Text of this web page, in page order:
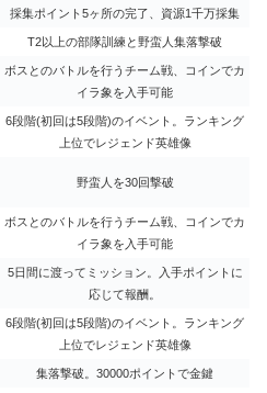
採集ポイント5ヶ所の完了、資源1千万採集
T2以上の部隊訓練と野蛮人集落撃破
ボスとのバトルを行うチーム戦、コインでカ
イラ象を入手可能
6段階(初回は5段階)のイベント。ランキング
上位でレジェンド英雄像
野蛮人を30回撃破
ボスとのバトルを行うチーム戦、コインでカ
イラ象を入手可能
5日間に渡ってミッション。入手ポイントに
応じて報酬。
6段階(初回は5段階)のイベント。ランキング
上位でレジェンド英雄像
集落撃破。30000ポイントで金鍵